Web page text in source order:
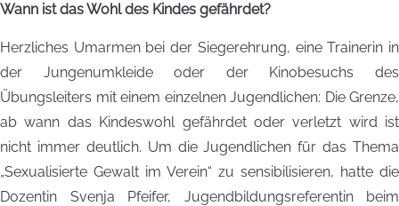
Wann ist das Wohl des Kindes gefährdet?
Herzliches Umarmen bei der Siegerehrung, eine Trainerin in
der Jungenumkleide oder der Kinobesuchs des
Übungsleiters mit einem einzelnen Jugendlichen: Die Grenze,
ab wann das Kindeswohl gefährdet oder verletzt wird ist
nicht immer deutlich. Um die Jugendlichen für das Thema
„Sexualisierte Gewalt im Verein“ zu sensibilisieren, hatte die
Dozentin Svenja Pfeifer, Jugendbildungsreferentin beim